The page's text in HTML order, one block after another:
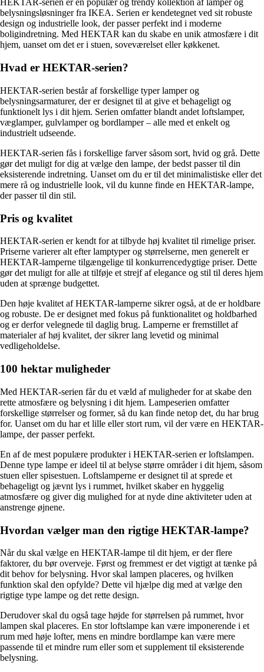
HEKTAR-serien er en populær og trendy kollektion af lamper og
belysningsløsninger fra IKEA. Serien er kendetegnet ved sit robuste
design og industrielle look, der passer perfekt ind i moderne
boligindretning. Med HEKTAR kan du skabe en unik atmosfære i dit
hjem, uanset om det er i stuen, soveværelset eller køkkenet.
Hvad er HEKTAR-serien?
HEKTAR-serien består af forskellige typer lamper og
belysningsarmaturer, der er designet til at give et behageligt og
funktionelt lys i dit hjem. Serien omfatter blandt andet loftslamper,
væglamper, gulvlamper og bordlamper – alle med et enkelt og
industrielt udseende.
HEKTAR-serien fås i forskellige farver såsom sort, hvid og grå. Dette
gør det muligt for dig at vælge den lampe, der bedst passer til din
eksisterende indretning. Uanset om du er til det minimalistiske eller det
mere rå og industrielle look, vil du kunne finde en HEKTAR-lampe,
der passer til din stil.
Pris og kvalitet
HEKTAR-serien er kendt for at tilbyde høj kvalitet til rimelige priser.
Priserne varierer alt efter lamptyper og størrelserne, men generelt er
HEKTAR-lamperne tilgængelige til konkurrencedygtige priser. Dette
gør det muligt for alle at tilføje et strejf af elegance og stil til deres hjem
uden at sprænge budgettet.
Den høje kvalitet af HEKTAR-lamperne sikrer også, at de er holdbare
og robuste. De er designet med fokus på funktionalitet og holdbarhed
og er derfor velegnede til daglig brug. Lamperne er fremstillet af
materialer af høj kvalitet, der sikrer lang levetid og minimal
vedligeholdelse.
100 hektar muligheder
Med HEKTAR-serien får du et væld af muligheder for at skabe den
rette atmosfære og belysning i dit hjem. Lampeserien omfatter
forskellige størrelser og former, så du kan finde netop det, du har brug
for. Uanset om du har et lille eller stort rum, vil der være en HEKTAR-
lampe, der passer perfekt.
En af de mest populære produkter i HEKTAR-serien er loftslampen.
Denne type lampe er ideel til at belyse større områder i dit hjem, såsom
stuen eller spisestuen. Loftslamperne er designet til at sprede et
behageligt og jævnt lys i rummet, hvilket skaber en hyggelig
atmosfære og giver dig mulighed for at nyde dine aktiviteter uden at
anstrenge øjnene.
Hvordan vælger man den rigtige HEKTAR-lampe?
Når du skal vælge en HEKTAR-lampe til dit hjem, er der flere
faktorer, du bør overveje. Først og fremmest er det vigtigt at tænke på
dit behov for belysning. Hvor skal lampen placeres, og hvilken
funktion skal den opfylde? Dette vil hjælpe dig med at vælge den
rigtige type lampe og det rette design.
Derudover skal du også tage højde for størrelsen på rummet, hvor
lampen skal placeres. En stor loftslampe kan være imponerende i et
rum med høje lofter, mens en mindre bordlampe kan være mere
passende til et mindre rum eller som et supplement til eksisterende
belysning.